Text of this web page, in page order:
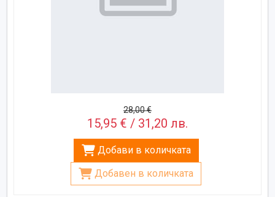
28,00 €
15,95 € / 31,20 лв.
Добави в количката
Добавен в количката